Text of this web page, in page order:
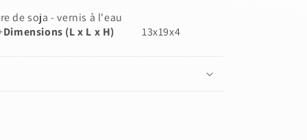
de soja - vernis à l'eau
Dimensions (L x L x H) 13x19x4